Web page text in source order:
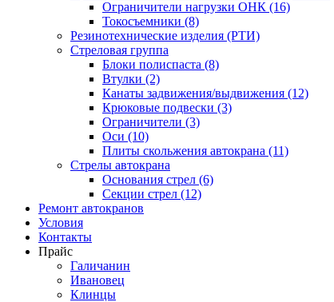
Ограничители нагрузки ОНК (16)
Токосъемники (8)
Резинотехнические изделия (РТИ)
Стреловая группа
Блоки полиспаста (8)
Втулки (2)
Канаты задвижения/выдвижения (12)
Крюковые подвески (3)
Ограничители (3)
Оси (10)
Плиты скольжения автокрана (11)
Стрелы автокрана
Основания стрел (6)
Секции стрел (12)
Ремонт автокранов
Условия
Контакты
Прайс
Галичанин
Ивановец
Клинцы